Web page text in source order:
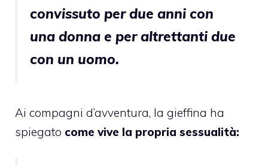
convissuto per due anni con
una donna e per altrettanti due
con un uomo.
Ai compagni d’avventura, la gieffina ha
spiegato come vive la propria sessualità: